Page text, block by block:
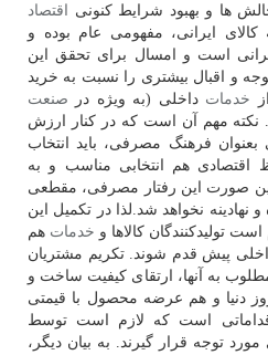
ها و بهبود شرایط كنونی
اقتصاد
ایرانی، مفهومی عام بوده و
است و امسال برای تحقق این
و اقبال بیشتری را نسبت به خرید
خدمات داخلی (به ویژه در صنعت
نكته مهم آن است كه در كنار ارزش
فرهنگ مصرفی، باید انتخاب
اقتصادی هم انتخابی مناسب و به
صورت این رفتار مصرفی، مقطعی
نهادینه نخواهد شد.لذا در تكمیل این
تولیدكنندگان كالاها و خدمات هم
پیش قدم شوند. تكریم مشتریان
به آنها، ارتقای كیفیت ساخت و
دنیا و هم عرضه محصول با قیمتی
است كه لازم است توسط
مورد توجه قرار گیرند. به بیان دیگر،